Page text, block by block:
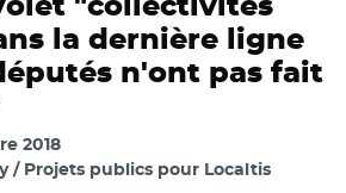
"collectivités
la dernière ligne
n'ont pas fait
2018
/ Projets publics pour Localtis